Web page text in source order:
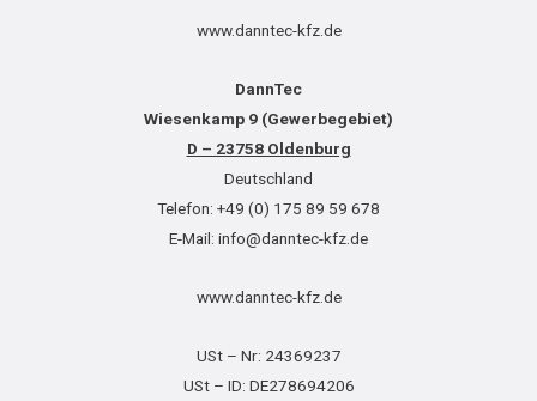
www.danntec-kfz.de
DannTec
Wiesenkamp 9 (Gewerbegebiet)
D – 23758 Oldenburg
Deutschland
Telefon: +49 (0) 175 89 59 678
E-Mail: info@danntec-kfz.de
www.danntec-kfz.de
USt – Nr: 24369237
USt – ID: DE278694206